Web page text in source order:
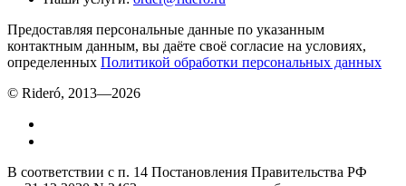
Предоставляя персональные данные по указанным
контактным данным, вы даёте своё согласие на условиях,
определенных Политикой обработки персональных данных
© Rideró, 2013—2026
В соответствии с п. 14 Постановления Правительства РФ